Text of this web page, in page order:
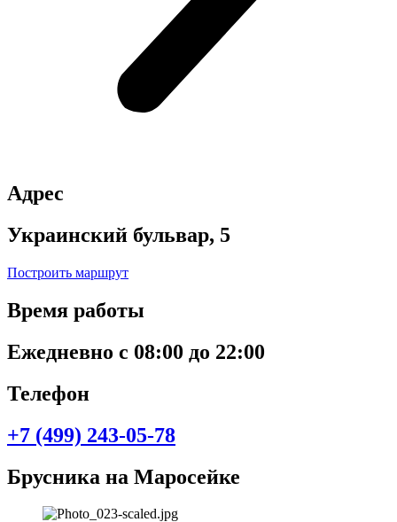
Адрес
Украинский бульвар, 5
Построить маршрут
Время работы
Ежедневно с 08:00 до 22:00
Телефон
+7 (499) 243-05-78
Брусника на Маросейке